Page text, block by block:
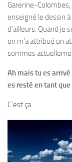
Garenne-Colombes,
enseigné le dessin
d’ailleurs. Quand je
on m’a attribué un
sommes
Ah mais tu es
es resté en tant
C’est ça.